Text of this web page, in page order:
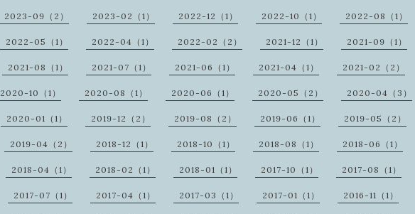
2023-09（2） 2023-02（1） 2022-12（1） 2022-10（1） 2022-08（1）
2022-05（1） 2022-04（1） 2022-02（2） 2021-12（1） 2021-09（1）
2021-08（1） 2021-07（1） 2021-06（1） 2021-04（1） 2021-02（2）
2020-10（1） 2020-08（1） 2020-06（1） 2020-05（2） 2020-04（3）
2020-01（1） 2019-12（2） 2019-08（2） 2019-06（1） 2019-05（2）
2019-04（2） 2018-12（1） 2018-10（1） 2018-08（1） 2018-06（1）
2018-04（1） 2018-02（1） 2018-01（1） 2017-10（1） 2017-08（1）
2017-07（1） 2017-04（1） 2017-03（1） 2017-01（1） 2016-11（1）